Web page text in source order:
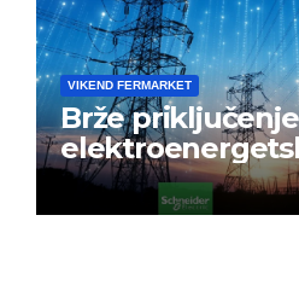
VIKEND FERMARKET
Brže